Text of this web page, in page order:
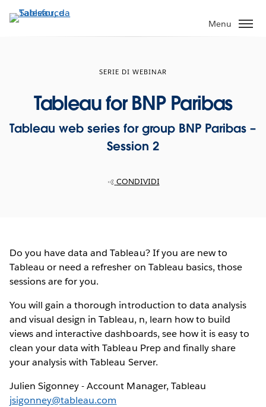
Passa
Menu
SERIE DI WEBINAR
Tableau for BNP Paribas
Tableau web series for group BNP Paribas –
Session 2
CONDIVIDI
Do you have data and Tableau? If you are new to
Tableau or need a refresher on Tableau basics, those
sessions are for you.
You will gain a thorough introduction to data analysis
and visual design in Tableau, n, learn how to build
views and interactive dashboards, see how it is easy to
clean your data with Tableau Prep and finally share
your analysis with Tableau Server.
Julien Sigonney - Account Manager, Tableau
jsigonney@tableau.com